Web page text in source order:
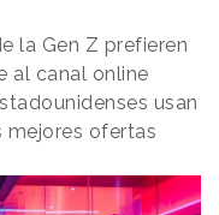
la Gen Z prefieren
al canal online
usan
mejores ofertas